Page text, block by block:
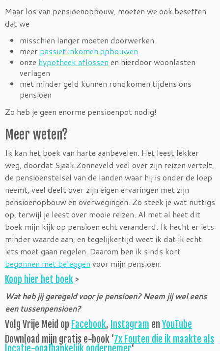
Maar los van pensioenopbouw, moeten we ook beseffen
dat we
misschien langer moeten doorwerken
meer passief inkomen opbouwen
onze hypotheek aflossen en hierdoor woonlasten
verlagen
met minder geld kunnen rondkomen tijdens ons
pensioen
Zo heb je geen enorme pensioenpot nodig!
Meer weten?
Ik kan het boek van harte aanbevelen. Het leest lekker
weg, doordat Sjaak Zonneveld veel over zijn reizen vertelt,
de pensioenstelsel van de landen waar hij is onder de loep
neemt, veel deelt over zijn eigen ervaringen met zijn
pensioenopbouw en overwegingen. Zo steek je wat nuttigs
op, terwijl je leest over mooie reizen. Al met al heet dit
boek mijn kijk op pensioen echt veranderd. Ik hecht er iets
minder waarde aan, en tegelijkertijd weet ik dat ik echt
iets moet gaan regelen. Daarom ben ik sinds kort
begonnen met beleggen voor mijn pensioen.
Koop hier het boek >
Wat heb jij geregeld voor je pensioen? Neem jij wel eens
een tussenpensioen?
Volg Vrije Meid op Facebook, Instagram en YouTube
Download mijn gratis e-book ‘7x Fouten die ik maakte als